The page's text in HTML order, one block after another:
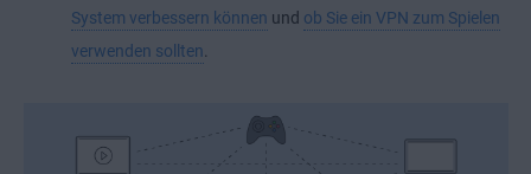
System verbessern können und ob Sie ein VPN zum Spielen
verwenden sollten.